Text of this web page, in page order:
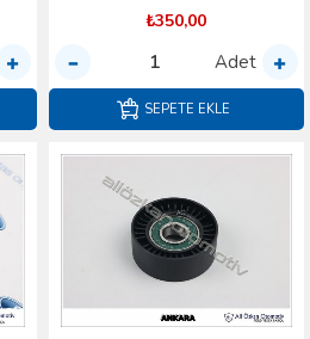
₺350,00
Adet
SEPETE EKLE